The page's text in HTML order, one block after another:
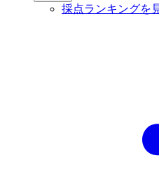
採点ランキングを